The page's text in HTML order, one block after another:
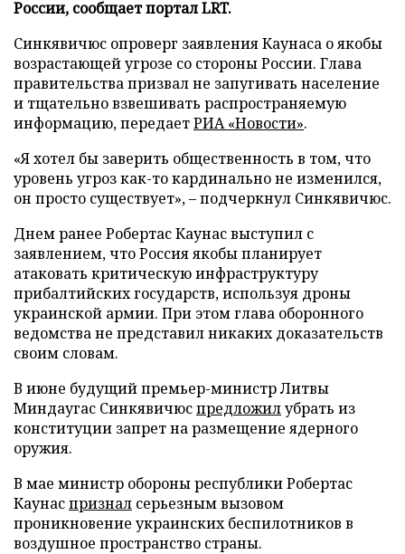
России, сообщает портал LRT.
Синкявичюс опроверг заявления Каунаса о якобы
возрастающей угрозе со стороны России. Глава
правительства призвал не запугивать население
и тщательно взвешивать распространяемую
информацию, передаетРИА «Новости».
«Я хотел бы заверить общественность в том, что
уровень угроз как-то кардинально не изменился,
он просто существует», – подчеркнул Синкявичюс.
Днем ранее Робертас Каунас выступил с
заявлением, что Россия якобы планирует
атаковать критическую инфраструктуру
прибалтийских государств, используя дроны
украинской армии. При этом глава оборонного
ведомства не представил никаких доказательств
своим словам.
В июне будущий премьер-министр Литвы
Миндаугас Синкявичюспредложилубрать из
конституции запрет на размещение ядерного
оружия.
В мае министр обороны республики Робертас
Каунаспризнал серьезным вызовом
проникновение украинских беспилотников в
воздушное пространство страны.